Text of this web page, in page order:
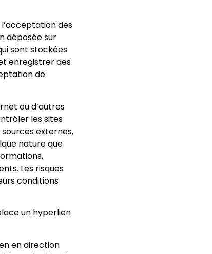
des
déposée sur
sont stockées
enregistrer des
de
ou d’autres
les sites
externes,
nature que
Les risques
conditions
un hyperlien
en direction